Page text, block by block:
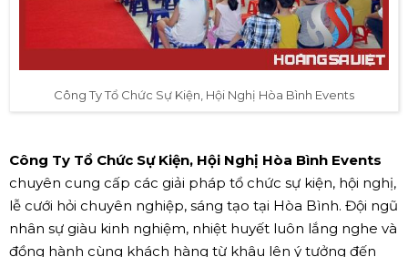
Công Ty Tổ Chức Sự Kiện, Hội Nghị Hòa Bình Events
Công Ty Tổ Chức Sự Kiện, Hội Nghị Hòa Bình Events
chuyên cung cấp các giải pháp tổ chức sự kiện, hội nghị,
lễ cưới hỏi chuyên nghiệp, sáng tạo tại Hòa Bình. Đội ngũ
nhân sự giàu kinh nghiệm, nhiệt huyết luôn lắng nghe và
đồng hành cùng khách hàng từ khâu lên ý tưởng đến